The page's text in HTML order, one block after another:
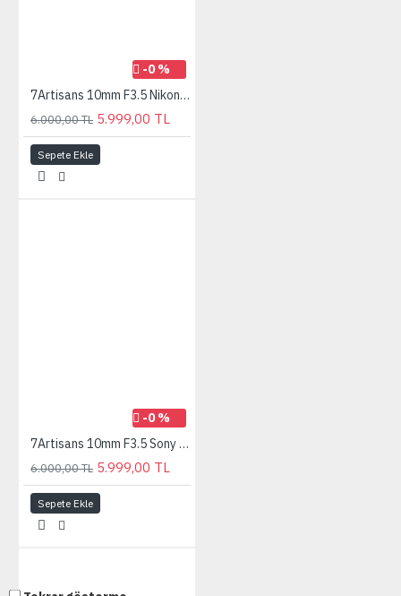
-0 %
7Artisans 10mm F3.5 Nikon (Z Mount) MF APS-C Lens
6.000,00 TL 5.999,00 TL
Sepete Ekle
-0 %
7Artisans 10mm F3.5 Sony (E Mount) MF APS-C Lens
6.000,00 TL 5.999,00 TL
Sepete Ekle